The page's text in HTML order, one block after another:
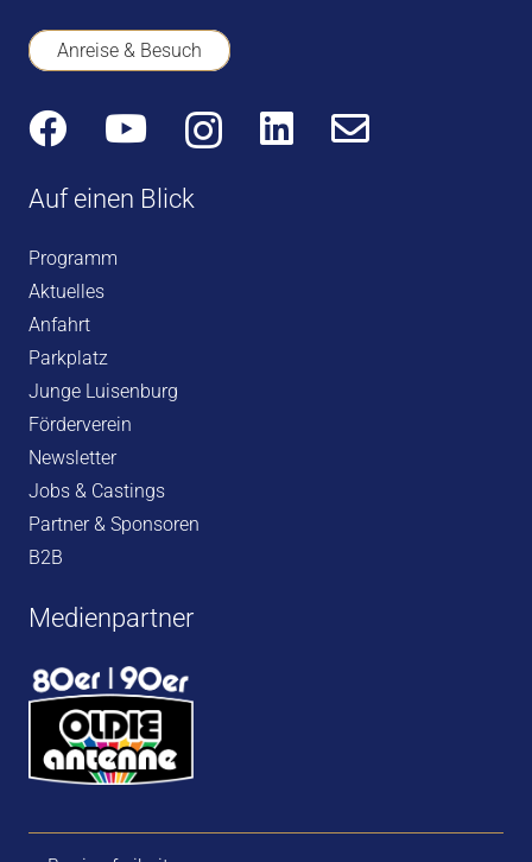
Anreise & Besuch
Auf einen Blick
Programm
Aktuelles
Anfahrt
Parkplatz
Junge Luisenburg
Förderverein
Newsletter
Jobs & Castings
Partner & Sponsoren
B2B
Medienpartner